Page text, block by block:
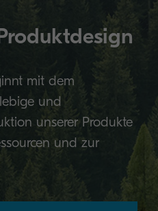
mit dem
und
unserer Produkte
und zur